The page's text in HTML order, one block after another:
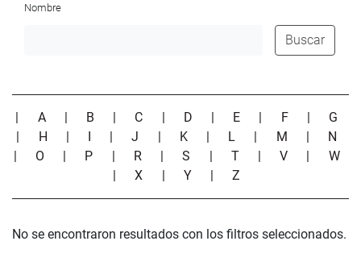
Nombre
Buscar
| A | B | C | D | E | F | G
| H | I |J | K | L | M | N
| O | P | R |S | T |V | W
|X | Y |Z
No se encontraron resultados con los filtros seleccionados.